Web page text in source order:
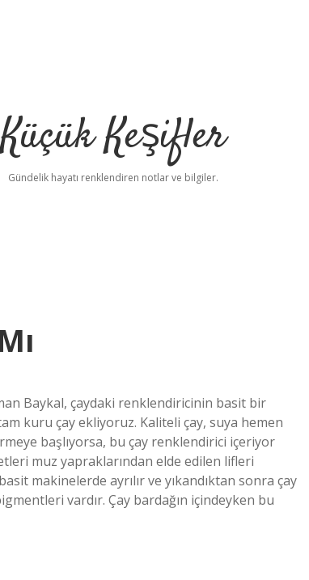
Küçük Keşifler
Gündelik hayatı renklendiren notlar ve bilgiler.
Baykal, çaydaki renklendiricinin basit bir
kuru çay ekliyoruz. Kaliteli çay, suya hemen
başlıyorsa, bu çay renklendirici içeriyor
muz yapraklarından elde edilen lifleri
makinelerde ayrılır ve yıkandıktan sonra çay
vardır. Çay bardağın içindeyken bu